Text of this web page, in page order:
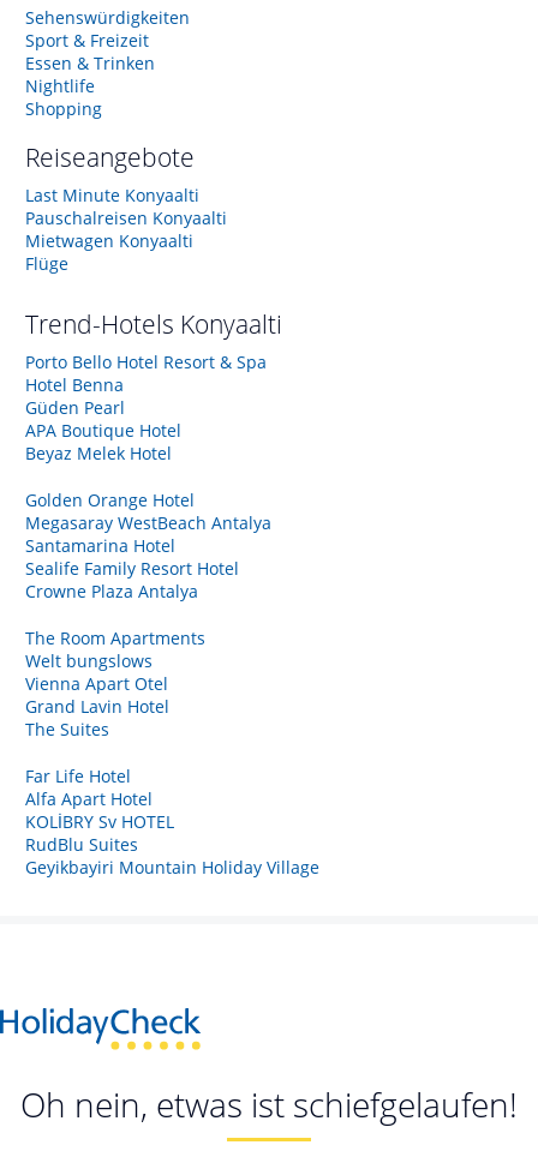
Sehenswürdigkeiten
Sport & Freizeit
Essen & Trinken
Nightlife
Shopping
Reiseangebote
Last Minute Konyaalti
Pauschalreisen Konyaalti
Mietwagen Konyaalti
Flüge
Trend-Hotels Konyaalti
Porto Bello Hotel Resort & Spa
Hotel Benna
Güden Pearl
APA Boutique Hotel
Beyaz Melek Hotel
Golden Orange Hotel
Megasaray WestBeach Antalya
Santamarina Hotel
Sealife Family Resort Hotel
Crowne Plaza Antalya
The Room Apartments
Welt bungslows
Vienna Apart Otel
Grand Lavin Hotel
The Suites
Far Life Hotel
Alfa Apart Hotel
KOLİBRY Sv HOTEL
RudBlu Suites
Geyikbayiri Mountain Holiday Village
Oh nein, etwas ist schiefgelaufen!